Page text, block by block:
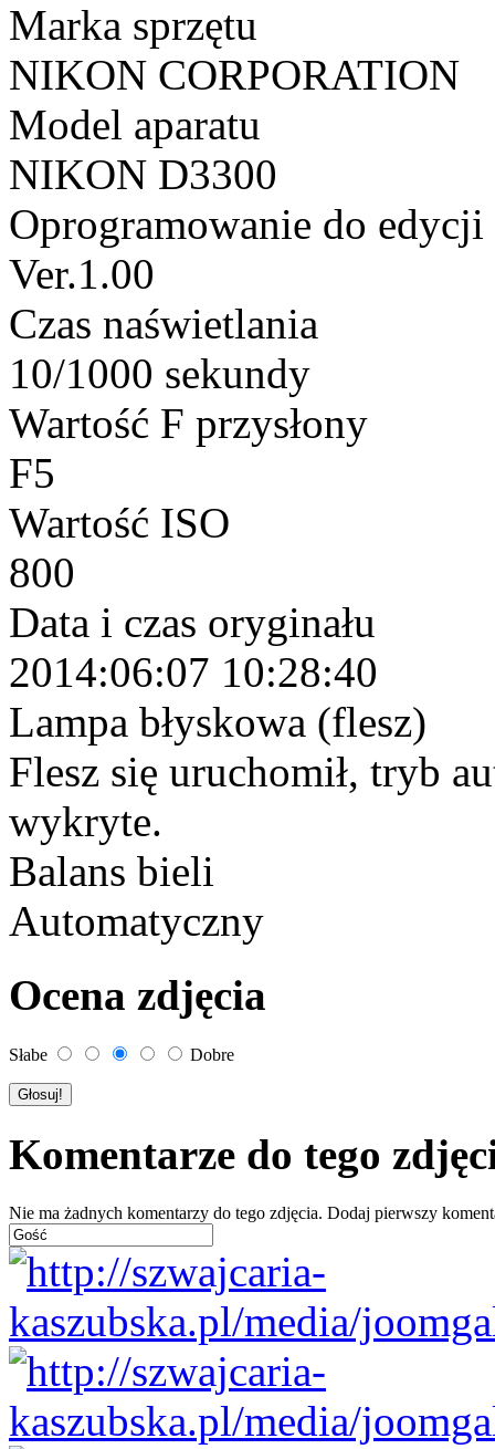
Marka sprzętu
NIKON CORPORATION
Model aparatu
NIKON D3300
Oprogramowanie do edycji
Ver.1.00
Czas naświetlania
10/1000 sekundy
Wartość F przysłony
F5
Wartość ISO
800
Data i czas oryginału
2014:06:07 10:28:40
Lampa błyskowa (flesz)
Flesz się uruchomił, tryb
wykryte.
Balans bieli
Automatyczny
Ocena zdjęcia
Słabe Dobre
Komentarze do tego
Nie ma żadnych komentarzy do tego zdjęcia. Dodaj pierwszy